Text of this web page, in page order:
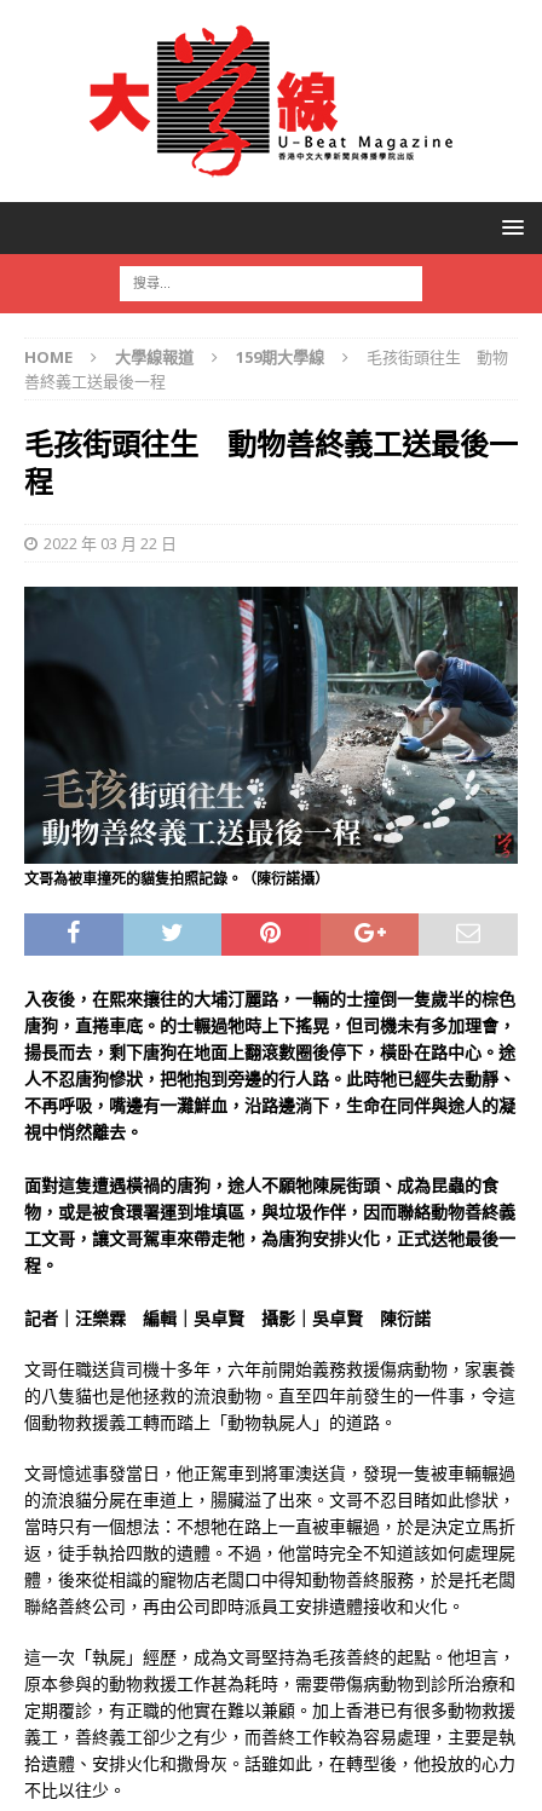
HOME 大學線報道 159期大學線
毛孩街頭往生 動物
善終義工送最後一程
毛孩街頭往生 動物善終義工送最後一
程
2022 年 03 月 22 日
文哥為被車撞死的貓隻拍照記錄。（陳衍諾攝）
入夜後，在熙來攘往的大埔汀麗路，一輛的士撞倒一隻歲半的棕色
唐狗，直捲車底。的士輾過牠時上下搖晃，但司機未有多加理會，
揚長而去，剩下唐狗在地面上翻滾數圈後停下，橫卧在路中心。途
人不忍唐狗慘狀，把牠抱到旁邊的行人路。此時牠已經失去動靜、
不再呼吸，嘴邊有一灘鮮血，沿路邊淌下，生命在同伴與途人的凝
視中悄然離去。
面對這隻遭遇橫禍的唐狗，途人不願牠陳屍街頭、成為昆蟲的食
物，或是被食環署運到堆填區，與垃圾作伴，因而聯絡動物善終義
工文哥，讓文哥駕車來帶走牠，為唐狗安排火化，正式送牠最後一
程。
記者｜汪樂霖 編輯｜吳卓賢 攝影｜吳卓賢 陳衍諾
文哥任職送貨司機十多年，六年前開始義務救援傷病動物，家裏養
的八隻貓也是他拯救的流浪動物。直至四年前發生的一件事，令這
個動物救援義工轉而踏上「動物執屍人」的道路。
文哥憶述事發當日，他正駕車到將軍澳送貨，發現一隻被車輛輾過
的流浪貓分屍在車道上，腸臟溢了出來。文哥不忍目睹如此慘狀，
當時只有一個想法：不想牠在路上一直被車輾過，於是決定立馬折
返，徒手執拾四散的遺體。不過，他當時完全不知道該如何處理屍
體，後來從相識的寵物店老闆口中得知動物善終服務，於是托老闆
聯絡善終公司，再由公司即時派員工安排遺體接收和火化。
這一次「執屍」經歷，成為文哥堅持為毛孩善終的起點。他坦言，
原本參與的動物救援工作甚為耗時，需要帶傷病動物到診所治療和
定期覆診，有正職的他實在難以兼顧。加上香港已有很多動物救援
義工，善終義工卻少之有少，而善終工作較為容易處理，主要是執
拾遺體、安排火化和撒骨灰。話雖如此，在轉型後，他投放的心力
不比以往少。